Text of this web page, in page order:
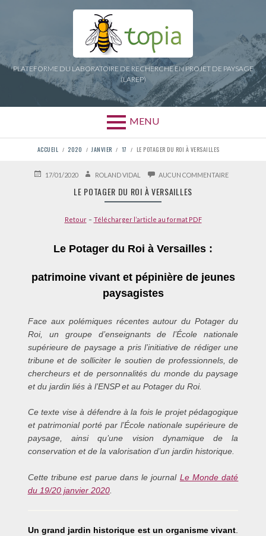
PLATEFORME DU LABORATOIRE DE RECHERCHE EN PROJET DE PAYSAGE
(LAREP)
MENU
D'ARIANE
ACCUEIL 2020 JANVIER 17 LE POTAGER DU ROI À VERSAILLES
PUBLIÉ17/01/2020 AUTEURROLAND VIDAL AUCUN COMMENTAIRESUR
LE POTAGER DU ROI À VERSAILLES
Retour – Télécharger l’article au format PDF
Le Potager du Roi à Versailles :
patrimoine vivant et pépinière de jeunes
paysagistes
Face aux polémiques récentes autour du Potager du
Roi, un groupe d’enseignants de l’École nationale
supérieure de paysage a pris l’initiative de rédiger une
tribune et de solliciter le soutien de professionnels, de
chercheurs et de personnalités du monde du paysage
et du jardin liés à l’ENSP et au Potager du Roi.
Ce texte vise à défendre à la fois le projet pédagogique
et patrimonial porté par l’École nationale supérieure de
paysage, ainsi qu’une vision dynamique de la
conservation et de la valorisation d’un jardin historique.
Cette tribune est parue dans le journal Le Monde daté
du 19/20 janvier 2020.
Un grand jardin historique est un organisme vivant.